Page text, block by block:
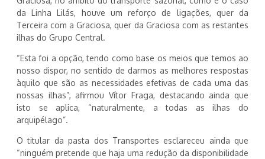
da Linha Lilás, houve um reforço de ligações, quer da
Terceira com a Graciosa, quer da Graciosa com as restantes
ilhas do Grupo Central.
“Esta foi a opção, tendo como base os meios que temos ao
nosso dispor, no sentido de darmos as melhores respostas
àquilo que são as necessidades efetivas de cada uma das
nossas ilhas”, afirmou Vítor Fraga, destacando ainda que
isto se aplica, “naturalmente, a todas as ilhas do
arquipélago”.
O titular da pasta dos Transportes esclareceu ainda que
“ninguém pretende que haja uma redução da disponibilidade